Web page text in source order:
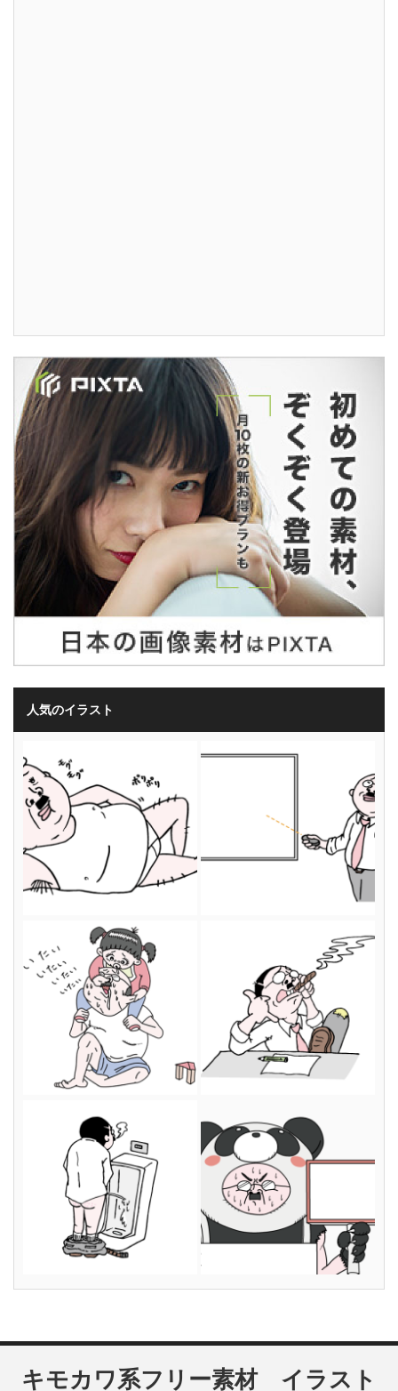
人気のイラスト
キモカワ系フリー素材 イラスト